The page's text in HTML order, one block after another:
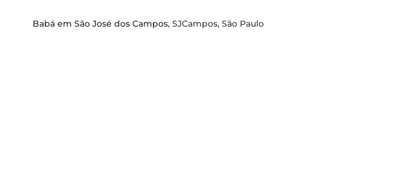
Babá em São José dos Campos, SJCampos, São Paulo